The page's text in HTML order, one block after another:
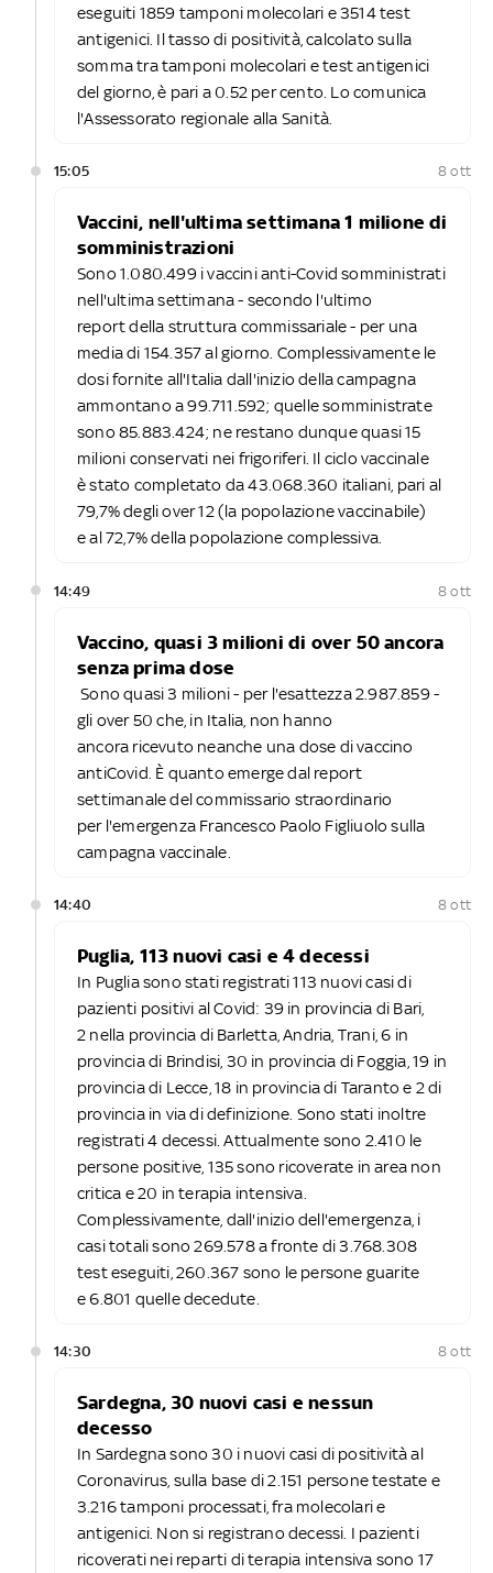
eseguiti 1859 tamponi molecolari e 3514 test
antigenici. Il tasso di positività, calcolato sulla
somma tra tamponi molecolari e test antigenici
del giorno, è pari a 0.52 per cento. Lo comunica
l'Assessorato regionale alla Sanità.
15:05 8 ott
Vaccini, nell'ultima settimana 1 milione di
somministrazioni
Sono 1.080.499 i vaccini anti-Covid somministrati
nell'ultima settimana - secondo l'ultimo
report della struttura commissariale - per una
media di 154.357 al giorno. Complessivamente le
dosi fornite all'Italia dall'inizio della campagna
ammontano a 99.711.592; quelle somministrate
sono 85.883.424; ne restano dunque quasi 15
milioni conservati nei frigoriferi. Il ciclo vaccinale
è stato completato da 43.068.360 italiani, pari al
79,7% degli over 12 (la popolazione vaccinabile)
e al 72,7% della popolazione complessiva.
14:49 8 ott
Vaccino, quasi 3 milioni di over 50 ancora
senza prima dose
Sono quasi 3 milioni - per l'esattezza 2.987.859 -
gli over 50 che, in Italia, non hanno
ancora ricevuto neanche una dose di vaccino
antiCovid. È quanto emerge dal report
settimanale del commissario straordinario
per l'emergenza Francesco Paolo Figliuolo sulla
campagna vaccinale.
14:40 8 ott
Puglia, 113 nuovi casi e 4 decessi
In Puglia sono stati registrati 113 nuovi casi di
pazienti positivi al Covid: 39 in provincia di Bari,
2 nella provincia di Barletta, Andria, Trani, 6 in
provincia di Brindisi, 30 in provincia di Foggia, 19 in
provincia di Lecce, 18 in provincia di Taranto e 2 di
provincia in via di definizione. Sono stati inoltre
registrati 4 decessi. Attualmente sono 2.410 le
persone positive, 135 sono ricoverate in area non
critica e 20 in terapia intensiva.
Complessivamente, dall'inizio dell'emergenza, i
casi totali sono 269.578 a fronte di 3.768.308
test eseguiti, 260.367 sono le persone guarite
e 6.801 quelle decedute.
14:30 8 ott
Sardegna, 30 nuovi casi e nessun
decesso
In Sardegna sono 30 i nuovi casi di positività al
Coronavirus, sulla base di 2.151 persone testate e
3.216 tamponi processati, fra molecolari e
antigenici. Non si registrano decessi. I pazienti
ricoverati nei reparti di terapia intensiva sono 17